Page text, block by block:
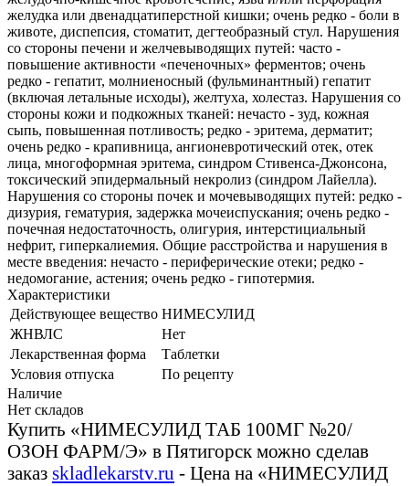
желудка или двенадцатиперстной кишки; очень редко - боли в
животе, диспепсия, стоматит, дегтеобразный стул. Нарушения
со стороны печени и желчевыводящих путей: часто -
повышение активности «печеночных» ферментов; очень
редко - гепатит, молниеносный (фульминантный) гепатит
(включая летальные исходы), желтуха, холестаз. Нарушения со
стороны кожи и подкожных тканей: нечасто - зуд, кожная
сыпь, повышенная потливость; редко - эритема, дерматит;
очень редко - крапивница, ангионевротический отек, отек
лица, многоформная эритема, синдром Стивенса-Джонсона,
токсический эпидермальный некролиз (синдром Лайелла).
Нарушения со стороны почек и мочевыводящих путей: редко -
дизурия, гематурия, задержка мочеиспускания; очень редко -
почечная недостаточность, олигурия, интерстициальный
нефрит, гиперкалиемия. Общие расстройства и нарушения в
месте введения: нечасто - периферические отеки; редко -
недомогание, астения; очень редко - гипотермия.
Характеристики
Действующее вещество НИМЕСУЛИД
ЖНВЛС
Нет
Лекарственная форма
Таблетки
Условия отпуска
По рецепту
Наличие
Нет складов
Купить «НИМЕСУЛИД ТАБ 100МГ №20/
ОЗОН ФАРМ/Э» в Пятигорск можно сделав
заказ skladlekarstv.ru - Цена на «НИМЕСУЛИД